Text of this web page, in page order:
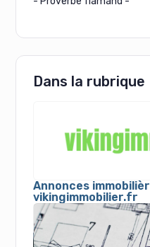
Dans la rubrique
Annonces
vikingimmobilier.fr